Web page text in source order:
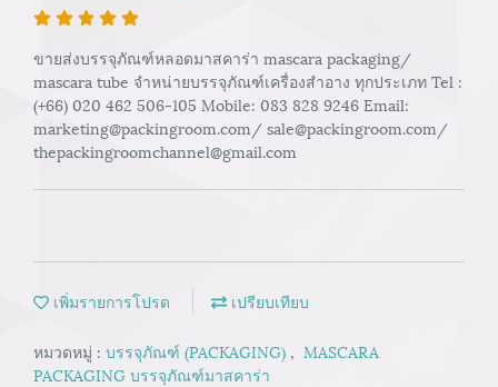
ขายส่งบรรจุภัณฑ์หลอดมาสคาร่า mascara packaging/
mascara tube จำหน่ายบรรจุภัณฑ์เครื่องสำอาง ทุกประเภท Tel :
(+66) 020 462 506-105 Mobile: 083 828 9246 Email:
marketing@packingroom.com/ sale@packingroom.com/
thepackingroomchannel@gmail.com
เพิ่มรายการโปรด เปรียบเทียบ
หมวดหมู่ : บรรจุภัณฑ์ (PACKAGING) , MASCARA
PACKAGING บรรจุภัณฑ์มาสคาร่า